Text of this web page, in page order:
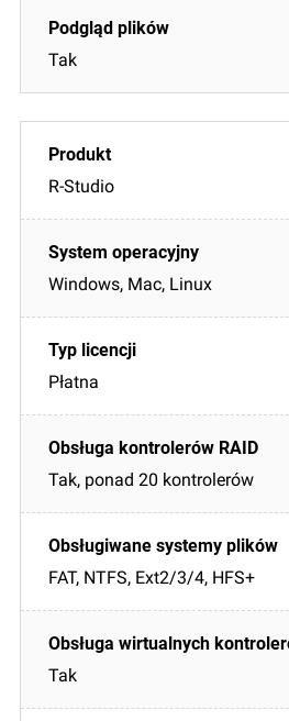
Tak
R-Studio
Windows, Mac, Linux
Płatna
Tak, ponad 20 kontrolerów
FAT, NTFS, Ext2/3/4, HFS+
Tak